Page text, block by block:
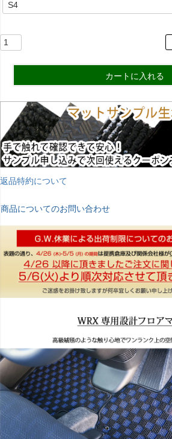
カートに入れる
返品特約について
商品についてのお問い合わせ